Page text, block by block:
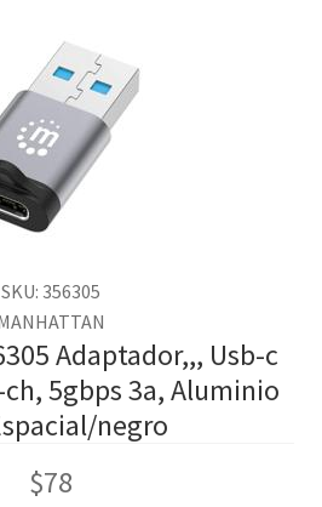
SKU: 356305
Adaptador,,, Usb-c
ch, 5gbps 3a, Aluminio
negro
$78